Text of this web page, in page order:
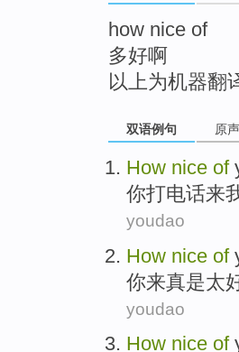
how nice of
多好啊
以上为机器翻
双语例句 原
How nice of
你打电话来
youdao
How nice of
你来真是太
youdao
How nice of